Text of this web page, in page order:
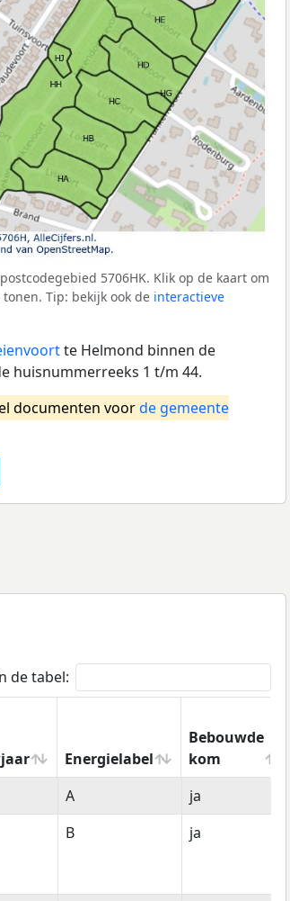
5706HK. Klik op de kaart om
tonen. Tip: bekijk ook de interactieve
te Helmond binnen de
huisnummerreeks 1 t/m 44.
documenten voorde gemeente
de tabel:
Energielabel
Bebouwde
kom
Energielabel
Bebouwde
kom
A
ja
B ja